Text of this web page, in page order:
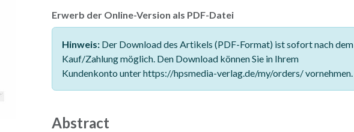
Erwerb der Online-Version als PDF-Datei
Hinweis:Der Download des Artikels (PDF-Format) ist sofort nach dem
Kauf/Zahlung möglich. Den Download können Sie in Ihrem
Kundenkonto unter https://hpsmedia-verlag.de/my/orders/ vornehmen.
Abstract